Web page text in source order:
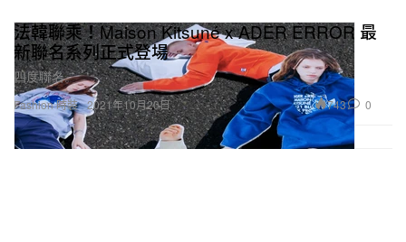
Fashion 時裝
法韓聯乘！Maison Kitsuné x ADER ERROR 最
新聯名系列正式登場
四度聯名。
2021年10月20日 743 0